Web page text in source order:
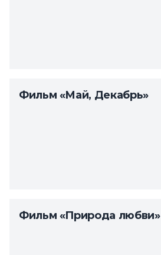
Фильм «Май, Декабрь»
Фильм «Природа любви»